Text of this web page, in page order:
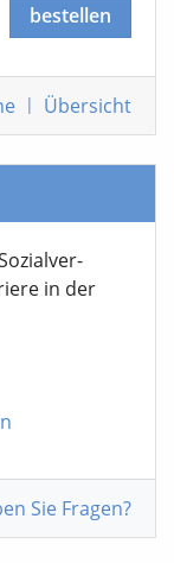
bestellen
| Übersicht
in der
Sie Fragen?